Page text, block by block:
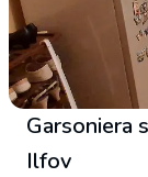
Garsoniera
Ilfov